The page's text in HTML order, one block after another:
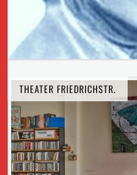
THEATER FRIEDRICHSTR.